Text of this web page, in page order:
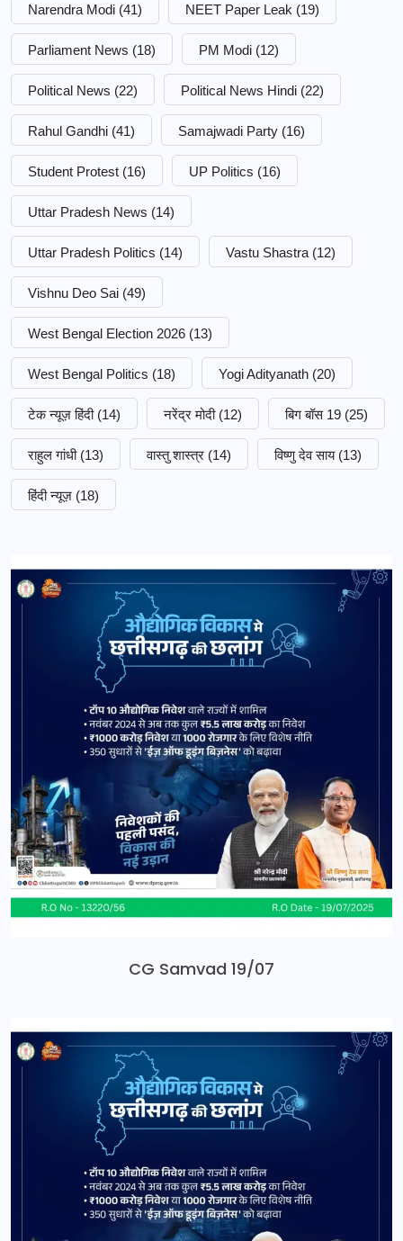
Narendra Modi (41) NEET Paper Leak (19)
Parliament News (18) PM Modi (12)
Political News (22) Political News Hindi (22)
Rahul Gandhi (41) Samajwadi Party (16)
Student Protest (16) UP Politics (16)
Uttar Pradesh News (14)
Uttar Pradesh Politics (14) Vastu Shastra (12)
Vishnu Deo Sai (49)
West Bengal Election 2026 (13)
West Bengal Politics (18) Yogi Adityanath (20)
टेक न्यूज़ हिंदी (14) नरेंद्र मोदी (12) बिग बॉस 19 (25)
राहुल गांधी (13) वास्तु शास्त्र (14) विष्णु देव साय (13)
हिंदी न्यूज़ (18)
CG Samvad 19/07